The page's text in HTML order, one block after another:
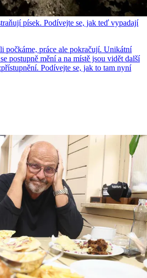
písek. Podívejte se, jak teď vypadají
počkáme, práce ale pokračují. Unikátní
postupně mění a na místě jsou vidět další
Podívejte se, jak to tam nyní